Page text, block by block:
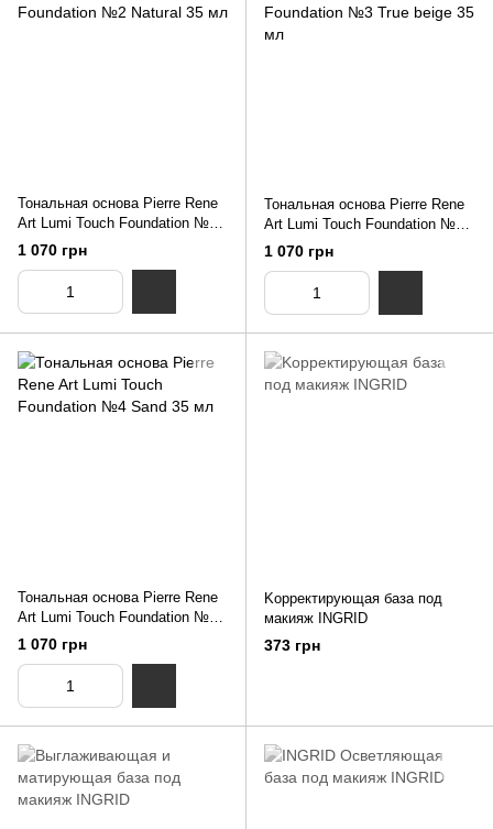
Тональная основа Pierre Rene
Art Lumi Touch Foundation №2
Natural 35 мл
1 070 грн
Тональная основа Pierre Rene
Art Lumi Touch Foundation №3
True beige 35 мл
1 070 грн
Тональная основа Pierre Rene
Art Lumi Touch Foundation №4
Sand 35 мл
1 070 грн
Kорректирующая база под
макияж INGRID
373 грн